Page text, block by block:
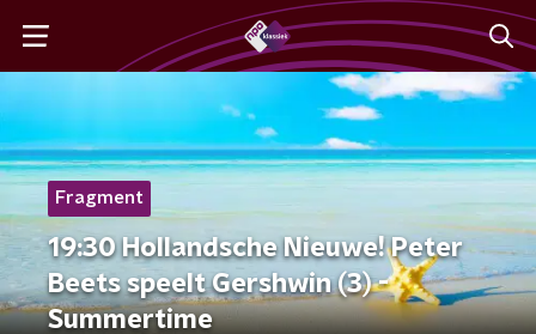
Fragment
19:30 Hollandsche Nieuwe! Peter
Beets speelt Gershwin (3) -
Summertime